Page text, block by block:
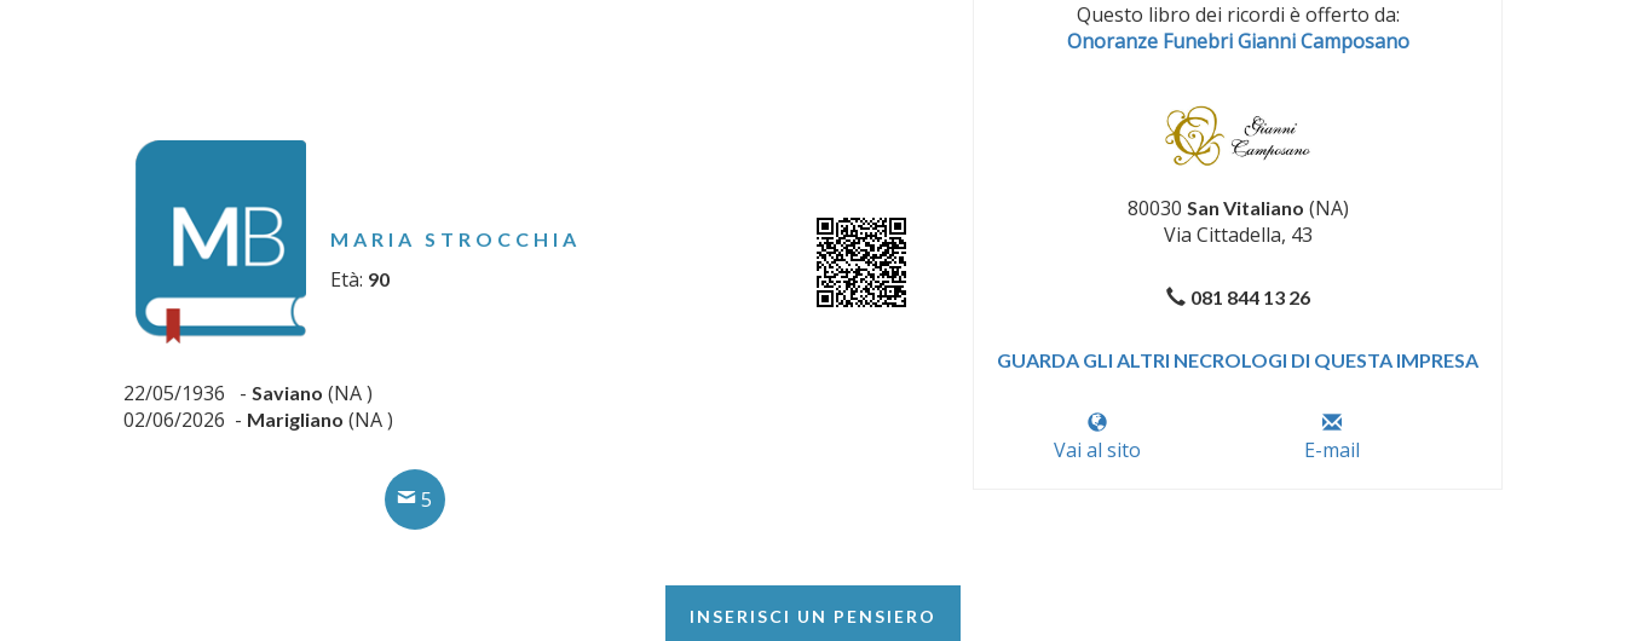
MARIA STROCCHIA
Età: 90
22/05/1936 - Saviano (NA )
02/06/2026 - Marigliano (NA )
5
Questo libro dei ricordi è offerto da:
Onoranze Funebri Gianni Camposano
80030 San Vitaliano (NA)
Via Cittadella, 43
081 844 13 26
GUARDA GLI ALTRI NECROLOGI DI QUESTA IMPRESA
Vai al sito E-mail
INSERISCI UN PENSIERO